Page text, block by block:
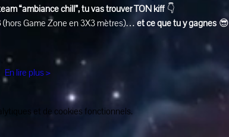
“ambiance chill”, tu vas trouver TON kiff 👇
(hors Game Zone en 3X3 mètres)… et ce que tu y gagnes 😎
En lire plus >
et de cookies fonctionnels.